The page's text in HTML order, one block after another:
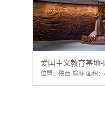
爱国主义教育基地
位置：陕西·榆林 面积